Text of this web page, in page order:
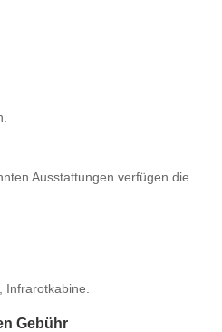
Ausstattungen verfügen die
Infrarotkabine.
Gebühr